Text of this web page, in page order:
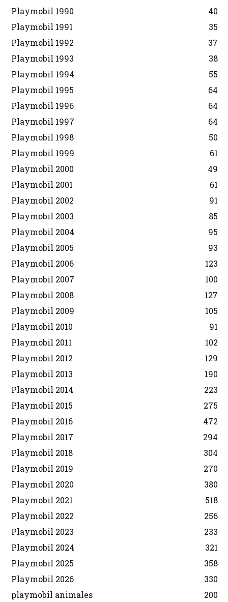
Playmobil 1990
40
Playmobil 1991
35
Playmobil 1992
37
Playmobil 1993
38
Playmobil 1994
55
Playmobil 1995
64
Playmobil 1996
64
Playmobil 1997
64
Playmobil 1998
50
Playmobil 1999
61
Playmobil 2000
49
Playmobil 2001
61
Playmobil 2002
91
Playmobil 2003
85
Playmobil 2004
95
Playmobil 2005
93
Playmobil 2006
123
Playmobil 2007
100
Playmobil 2008
127
Playmobil 2009
105
Playmobil 2010
91
Playmobil 2011
102
Playmobil 2012
129
Playmobil 2013
190
Playmobil 2014
223
Playmobil 2015
275
Playmobil 2016
472
Playmobil 2017
294
Playmobil 2018
304
Playmobil 2019
270
Playmobil 2020
380
Playmobil 2021
518
Playmobil 2022
256
Playmobil 2023
233
Playmobil 2024
321
Playmobil 2025
358
Playmobil 2026
330
playmobil animales
200